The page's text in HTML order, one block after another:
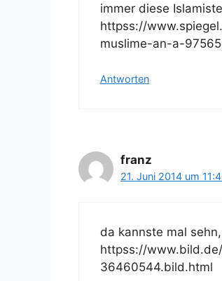
immer diese
httpss://
muslime-an-a-
Antworten
franz
21. Juni 2014 um
da kannste mal
httpss://
36460544.bild.html